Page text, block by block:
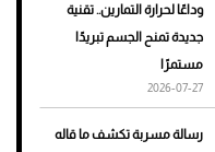
وداعًا لحرارة التمارين.. تقنية
جديدة تمنح الجسم تبريدًا
مستمرًا
2026-07-27
رسالة مسربة تكشف ما قاله